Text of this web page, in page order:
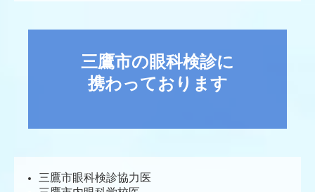
三鷹市の眼科検診に
携わっております
三鷹市眼科検診協力医